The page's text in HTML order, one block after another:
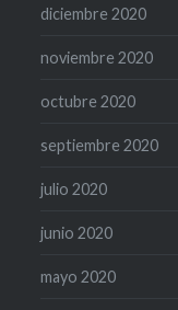
diciembre 2020
noviembre 2020
octubre 2020
septiembre 2020
julio 2020
junio 2020
mayo 2020